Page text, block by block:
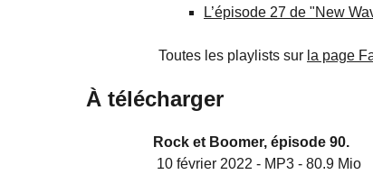
L’épisode 27 de "New
Toutes les playlists sur la page
À télécharger
Rock et Boomer, épisode 90.
10 février 2022 - MP3 - 80.9 Mio